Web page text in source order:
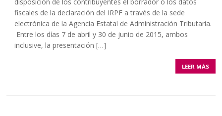
fiscales de la declaración del IRPF a través de la sede
electrónica de la Agencia Estatal de Administración Tributaria.
Entre los días 7 de abril y 30 de junio de 2015, ambos
inclusive, la presentación […]
LEER MÁS